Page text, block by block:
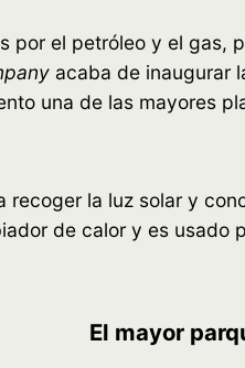
por el petróleo y el
acaba de inaugurar
una de las mayores
la luz solar y
de calor y es
El mayor